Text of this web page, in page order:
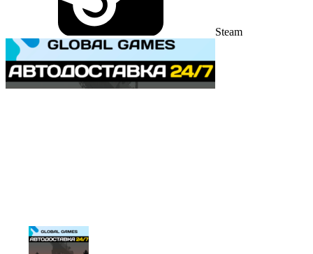
Steam